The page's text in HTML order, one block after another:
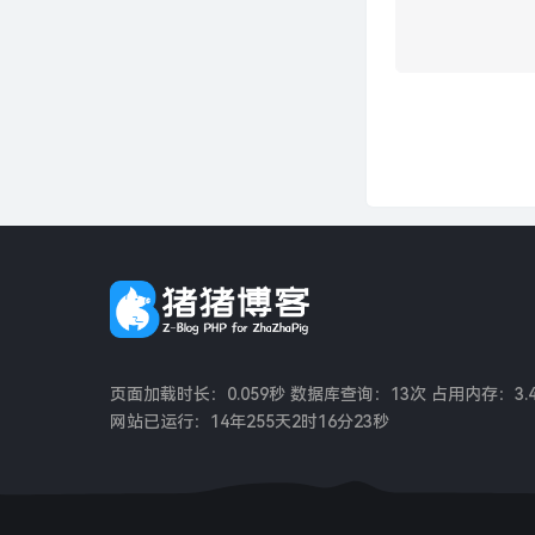
页面加载时长：0.059秒 数据库查询：13次 占用内存：
网站已运行： 14年255天2时16分24秒